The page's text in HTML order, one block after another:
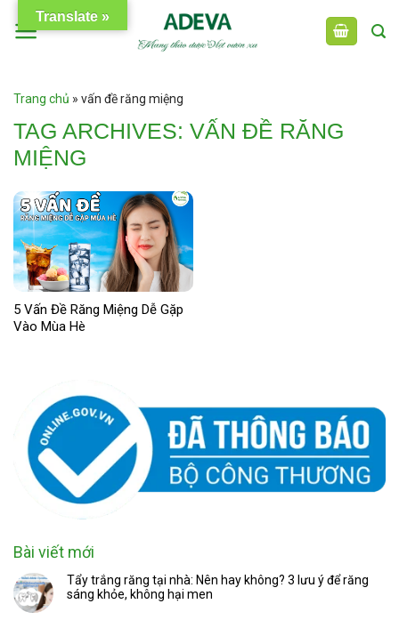
Trang chủ » vấn đề răng miệng
TAG ARCHIVES: VẤN ĐỀ RĂNG
MIỆNG
5 Vấn Đề Răng Miệng Dễ Gặp
Vào Mùa Hè
Bài viết mới
Tẩy trắng răng tại nhà: Nên hay không? 3 lưu ý để răng
sáng khỏe, không hại men
Translate »